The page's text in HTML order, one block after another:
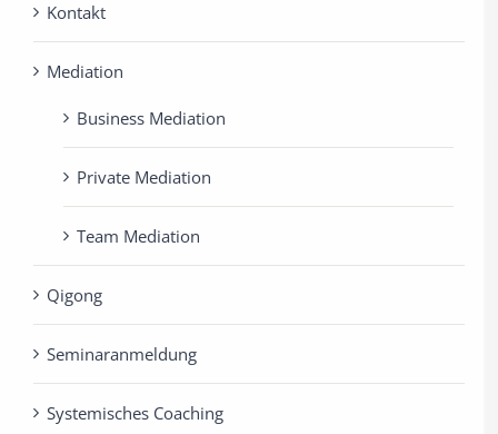
Kontakt
Mediation
Business Mediation
Private Mediation
Team Mediation
Qigong
Seminaranmeldung
Systemisches Coaching